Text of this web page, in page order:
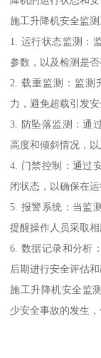
施工升降机安全监
1. 运行状态监测：
参数，以及检测是
2. 载重监测：监测
力，避免超载引发安
3. 防坠落监测：通
高度和倾斜情况，
4. 门禁控制：通过
闭状态，以确保在
5. 报警系统：当监
提醒操作人员采取相
6. 数据记录和分析
后期进行安全评估和
施工升降机安全监
少安全事故的发生